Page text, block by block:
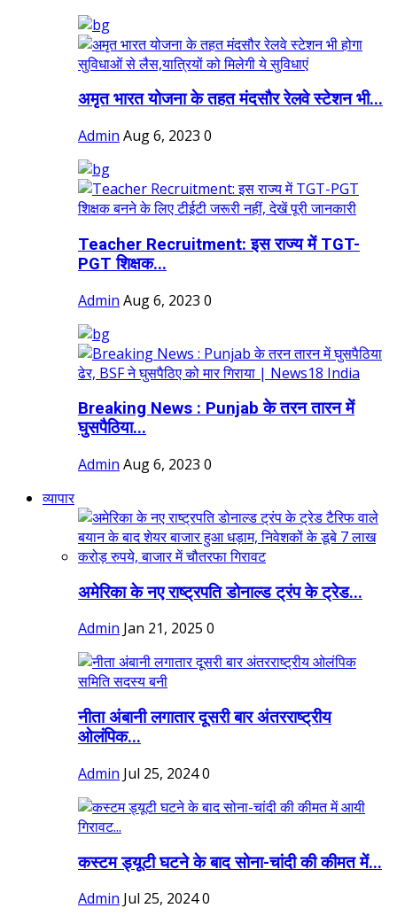
अमृत भारत योजना के तहत मंदसौर रेलवे स्टेशन भी...
Admin Aug 6, 2023 0
Teacher Recruitment: इस राज्य में TGT-
PGT शिक्षक...
Admin Aug 6, 2023 0
Breaking News : Punjab के तरन तारन में
घुसपैठिया...
Admin Aug 6, 2023 0
व्यापार
अमेरिका के नए राष्ट्रपति डोनाल्ड ट्रंप के ट्रेड...
Admin Jan 21, 2025 0
नीता अंबानी लगातार दूसरी बार अंतरराष्ट्रीय
ओलंपिक...
Admin Jul 25, 20240
कस्टम ड्यूटी घटने के बाद सोना-चांदी की कीमत में...
Admin Jul 25, 20240